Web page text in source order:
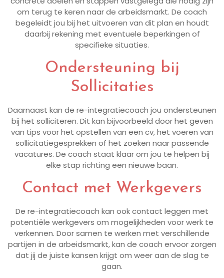
om terug te keren naar de arbeidsmarkt. De coach
begeleidt jou bij het uitvoeren van dit plan en houdt
daarbij rekening met eventuele beperkingen of
specifieke situaties.
Ondersteuning bij
Sollicitaties
Daarnaast kan de re-integratiecoach jou ondersteunen
bij het solliciteren. Dit kan bijvoorbeeld door het geven
van tips voor het opstellen van een cv, het voeren van
sollicitatiegesprekken of het zoeken naar passende
vacatures. De coach staat klaar om jou te helpen bij
elke stap richting een nieuwe baan.
Contact met Werkgevers
De re-integratiecoach kan ook contact leggen met
potentiële werkgevers om mogelijkheden voor werk te
verkennen. Door samen te werken met verschillende
partijen in de arbeidsmarkt, kan de coach ervoor zorgen
dat jij de juiste kansen krijgt om weer aan de slag te
gaan.